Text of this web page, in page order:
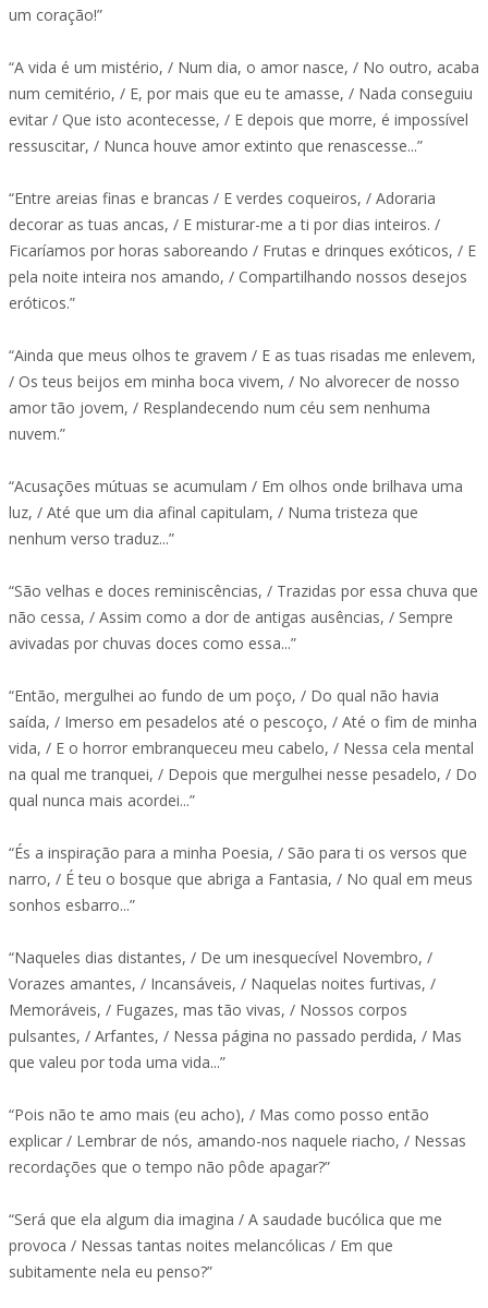
um coração!”
“A vida é um mistério, / Num dia, o amor nasce, / No outro, acaba
num cemitério, / E, por mais que eu te amasse, / Nada conseguiu
evitar / Que isto acontecesse, / E depois que morre, é impossível
ressuscitar, / Nunca houve amor extinto que renascesse...”
“Entre areias finas e brancas / E verdes coqueiros, / Adoraria
decorar as tuas ancas, / E misturar-me a ti por dias inteiros. /
Ficaríamos por horas saboreando / Frutas e drinques exóticos, / E
pela noite inteira nos amando, / Compartilhando nossos desejos
eróticos.”
“Ainda que meus olhos te gravem / E as tuas risadas me enlevem,
/ Os teus beijos em minha boca vivem, / No alvorecer de nosso
amor tão jovem, / Resplandecendo num céu sem nenhuma
nuvem.”
“Acusações mútuas se acumulam / Em olhos onde brilhava uma
luz, / Até que um dia afinal capitulam, / Numa tristeza que
nenhum verso traduz...”
“São velhas e doces reminiscências, / Trazidas por essa chuva que
não cessa, / Assim como a dor de antigas ausências, / Sempre
avivadas por chuvas doces como essa...”
“Então, mergulhei ao fundo de um poço, / Do qual não havia
saída, / Imerso em pesadelos até o pescoço, / Até o fim de minha
vida, / E o horror embranqueceu meu cabelo, / Nessa cela mental
na qual me tranquei, / Depois que mergulhei nesse pesadelo, / Do
qual nunca mais acordei...”
“És a inspiração para a minha Poesia, / São para ti os versos que
narro, / É teu o bosque que abriga a Fantasia, / No qual em meus
sonhos esbarro...”
“Naqueles dias distantes, / De um inesquecível Novembro, /
Vorazes amantes, / Incansáveis, / Naquelas noites furtivas, /
Memoráveis, / Fugazes, mas tão vivas, / Nossos corpos
pulsantes, / Arfantes, / Nessa página no passado perdida, / Mas
que valeu por toda uma vida...”
“Pois não te amo mais (eu acho), / Mas como posso então
explicar / Lembrar de nós, amando-nos naquele riacho, / Nessas
recordações que o tempo não pôde apagar?”
“Será que ela algum dia imagina / A saudade bucólica que me
provoca / Nessas tantas noites melancólicas / Em que
subitamente nela eu penso?”